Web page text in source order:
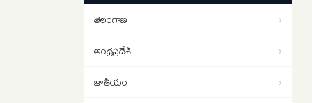
యోచన ..
1 బిలియన్ వ్యూస్ దాటిన ‘రామాయణ’
ట్రైలర్
తెలంగాణ ›
ఆంధ్రప్రదేశ్ ›
జాతీయం ›